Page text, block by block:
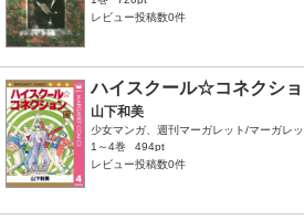
レビュー投稿数0件
ハイスクール☆コネクシ
山下和美
少女マンガ、週刊マーガレット/マーガレ
1～4巻
494pt
レビュー投稿数0件